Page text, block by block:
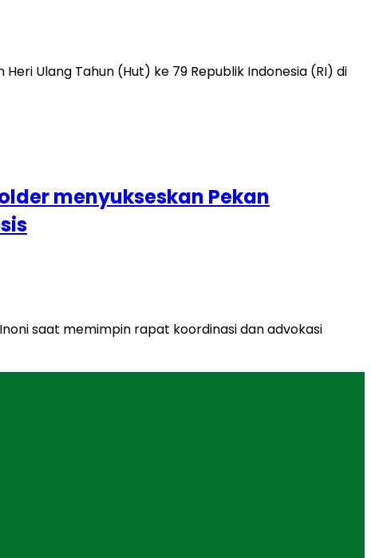
Ulang Tahun (Hut) ke 79 Republik Indonesia (RI) di
menyukseskan Pekan
saat memimpin rapat koordinasi dan advokasi